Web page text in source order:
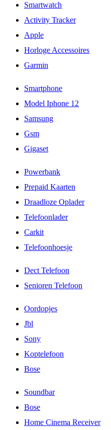
Smartwatch
Activity Tracker
Apple
Horloge Accessoires
Garmin
Smartphone
Model Iphone 12
Samsung
Gsm
Gigaset
Powerbank
Prepaid Kaarten
Draadloze Oplader
Telefoonlader
Carkit
Telefoonhoesje
Dect Telefoon
Senioren Telefoon
Oordopjes
Jbl
Sony
Koptelefoon
Bose
Soundbar
Bose
Home Cinema Receiver